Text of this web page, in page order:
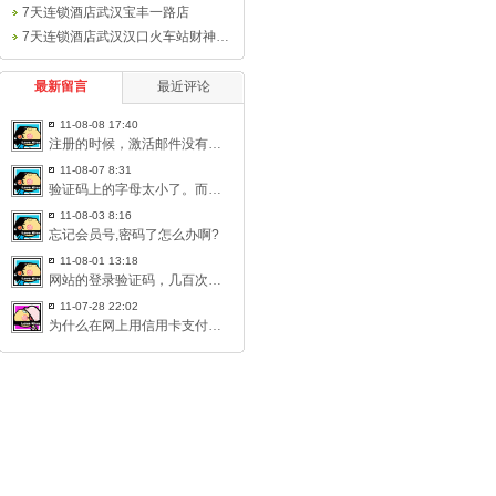
7天连锁酒店武汉宝丰一路店
7天连锁酒店武汉汉口火车站财神广场店（原
最新留言 最近评论
11-08-08 17:40
注册的时候，激活邮件没有收到，激活不了。想重新注册，但是身份
11-08-07 8:31
验证码上的字母太小了。而且模糊不清。眼睛不好的人根本看不见。
11-08-03 8:16
忘记会员号,密码了怎么办啊?
11-08-01 13:18
网站的登录验证码，几百次都是错误，不让登录了就明说嘛！搞这个
11-07-28 22:02
为什么在网上用信用卡支付不用输密码？ 只要卡号、有效期及信